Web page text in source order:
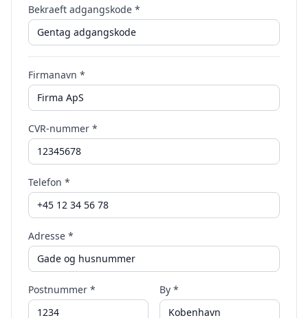
Bekraeft adgangskode *
Firmanavn *
CVR-nummer *
Telefon *
Adresse *
Postnummer * By *